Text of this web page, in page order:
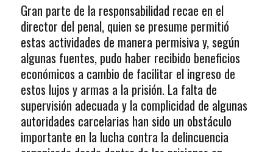
Gran parte de la responsabilidad recae en el
director del penal, quien se presume permitió
estas actividades de manera permisiva y, según
algunas fuentes, pudo haber recibido beneficios
económicos a cambio de facilitar el ingreso de
estos lujos y armas a la prisión. La falta de
supervisión adecuada y la complicidad de algunas
autoridades carcelarias han sido un obstáculo
importante en la lucha contra la delincuencia